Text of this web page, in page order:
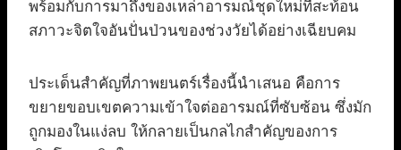
พร้อมกับการมาถึงของเหล่าอารมณ์ชุดใหม่ที่สะท้อน
สภาวะจิตใจอันปั่นป่วนของช่วงวัยได้อย่างเฉียบคม
ประเด็นสำคัญที่ภาพยนตร์เรื่องนี้นำเสนอ คือการ
ขยายขอบเขตความเข้าใจต่ออารมณ์ที่ซับซ้อน ซึ่งมัก
ถูกมองในแง่ลบ ให้กลายเป็นกลไกสำคัญของการ